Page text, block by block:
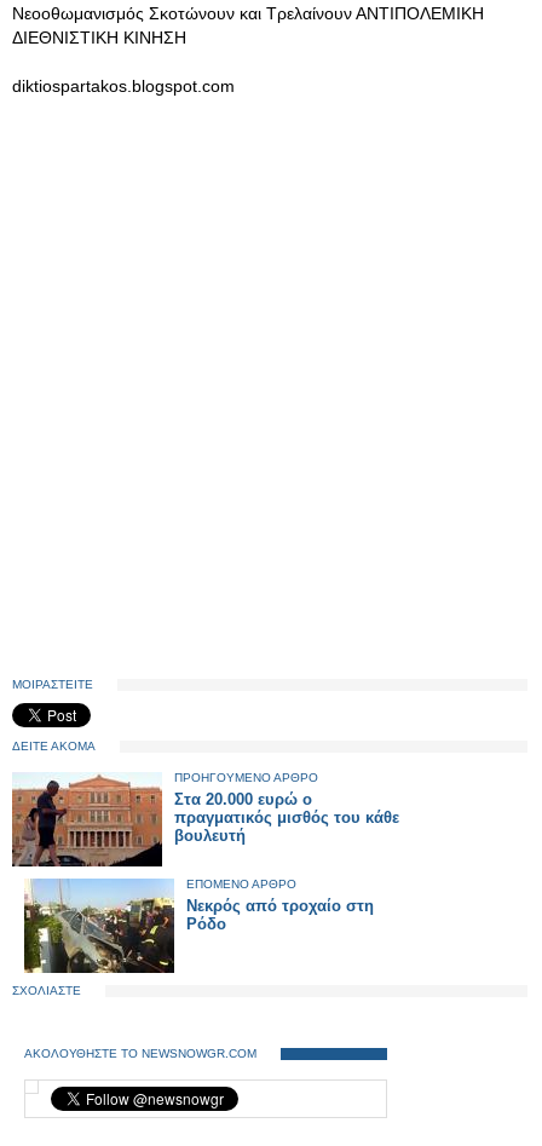
Νεοοθωμανισμός Σκοτώνουν και Τρελαίνουν ΑΝΤΙΠΟΛΕΜΙΚΗ
ΔΙΕΘΝΙΣΤΙΚΗ ΚΙΝΗΣΗ
diktiospartakos.blogspot.com
ΜΟΙΡΑΣΤΕΙΤΕ
ΔΕΙΤΕ ΑΚΟΜΑ
ΠΡΟΗΓΟΥΜΕΝΟ ΑΡΘΡΟ
Στα 20.000 ευρώ ο
πραγματικός μισθός του κάθε
βουλευτή
ΕΠΟΜΕΝΟ ΑΡΘΡΟ
Νεκρός από τροχαίο στη
Ρόδο
ΣΧΟΛΙΑΣΤΕ
ΑΚΟΛΟΥΘΗΣΤΕ ΤΟ NEWSNOWGR.COM